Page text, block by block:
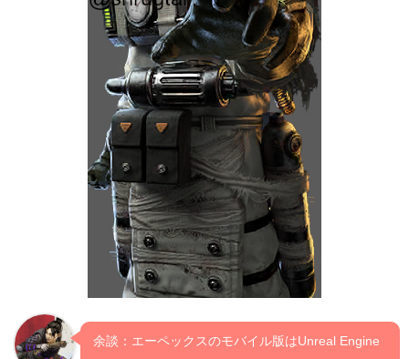
余談：エーペックスのモバイル版はUnreal Engine